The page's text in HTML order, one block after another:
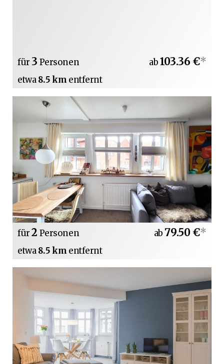
für 3 Personen
etwa8.5 km entfernt
ab103.36 €*
für2 Personen
etwa8.5 km entfernt
ab 79.50 €*